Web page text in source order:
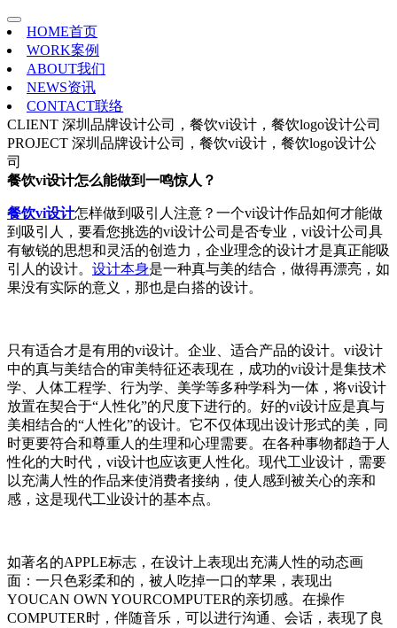
HOME首页
WORK案例
ABOUT我们
NEWS资讯
CONTACT联络
CLIENT 深圳品牌设计公司，餐饮vi设计，餐饮logo设计公司
PROJECT 深圳品牌设计公司，餐饮vi设计，餐饮logo设计公
司
餐饮vi设计怎么能做到一鸣惊人？
餐饮vi设计怎样做到吸引人注意？一个vi设计作品如何才能做
到吸引人，要看您挑选的vi设计公司是否专业，vi设计公司具
有敏锐的思想和灵活的创造力，企业理念的设计才是真正能吸
引人的设计。 设计本身是一种真与美的结合，做得再漂亮，如
果没有实际的意义，那也是白搭的设计。
只有适合才是有用的vi设计。企业、适合产品的设计。vi设计
中的真与美结合的审美特征还表现在，成功的vi设计是集技术
学、人体工程学、行为学、美学等多种学科为一体，将vi设计
放置在契合于“人性化”的尺度下进行的。好的vi设计应是真与
美相结合的“人性化”的设计。它不仅体现出设计形式的美，同
时更要符合和尊重人的生理和心理需要。在各种事物都趋于人
性化的大时代，vi设计也应该更人性化。现代工业设计，需要
以充满人性的作品来使消费者接纳，使人感到被关心的亲和
感，这是现代工业设计的基本点。
如著名的APPLE标志，在设计上表现出充满人性的动态画
面：一只色彩柔和的，被人吃掉一口的苹果，表现出
YOUCAN OWN YOURCOMPUTER的亲切感。在操作
COMPUTER时，伴随音乐，可以进行沟通、会话，表现了良